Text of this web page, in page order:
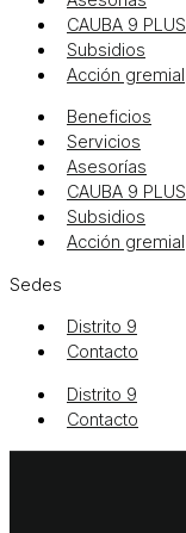
CAUBA 9 PLUS
Subsidios
Acción gremial
Beneficios
Servicios
Asesorías
CAUBA 9 PLUS
Subsidios
Acción gremial
Sedes
Distrito 9
Contacto
Distrito 9
Contacto